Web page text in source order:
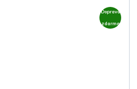
Doprava
zdarma